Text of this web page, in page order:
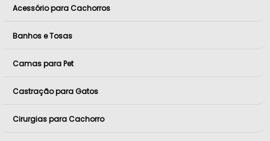
Acessório para Cachorros
Banhos e Tosas
Camas para Pet
Castração para Gatos
Cirurgias para Cachorro